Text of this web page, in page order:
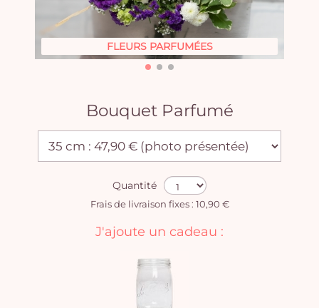
FLEURS PARFUMÉES
Bouquet Parfumé
Quantité
Frais de livraison fixes : 10,90 €
J'ajoute un cadeau :